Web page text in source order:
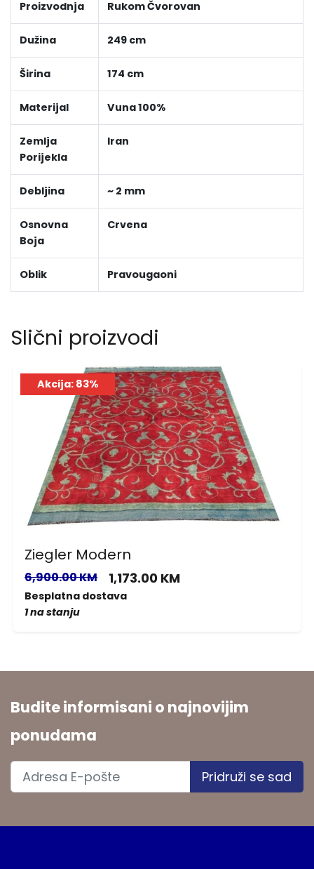
Proizvodnja Rukom Čvorovan
Dužina 249 cm
Širina 174 cm
Materijal Vuna 100%
Zemlja
Porijekla
Iran
Debljina ~ 2 mm
Osnovna
Boja
Crvena
Oblik Pravougaoni
Slični proizvodi
Akcija: 83%
Ziegler Modern
6,900.00 KM 1,173.00 KM
Besplatna dostava
1 na stanju
Budite informisani o najnovijim
ponudama
Pridruži se sad